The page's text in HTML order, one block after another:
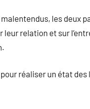
les deux
leur relation et sur
pour réaliser un état